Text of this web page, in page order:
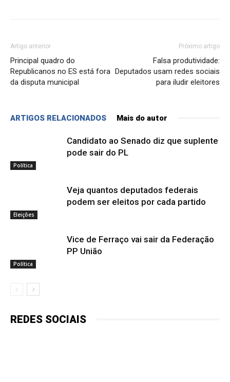
Artigo anterior
Principal quadro do
Republicanos no ES está fora
da disputa municipal
Próximo artigo
Falsa produtividade:
Deputados usam redes sociais
para iludir eleitores
ARTIGOS RELACIONADOS Mais do autor
Política
Candidato ao Senado diz que suplente
pode sair do PL
Eleições
Veja quantos deputados federais
podem ser eleitos por cada partido
Política
Vice de Ferraço vai sair da Federação
PP União
REDES SOCIAIS